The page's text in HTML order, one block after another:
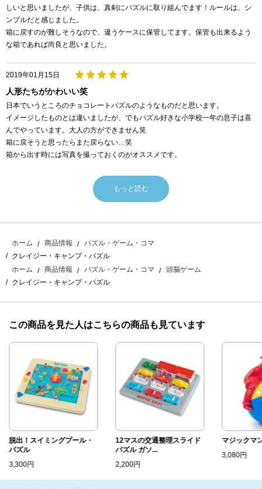
しいと思いましたが、子供は、真剣にパズルに取り組んでます！ルールは、シ
ンプルだと感じました。
箱に戻すのが難しそうなので、違うケースに保管してます。保管も出来るよう
な箱であれば尚良と思いました。
2019年01月15日
人形たちがかわいい笑
日本でいうところのチョコレートパズルのようなものだと思います。
イメージしたものとは違いましたが、でもパズル好きな小学校一年の息子は喜
んでやっています。大人の方ができません笑
箱に戻そうと思ったらまた戻らない…笑
箱から出す時には写真を撮っておくのがオススメです。
もっと読む
ホーム 商品情報
パズル・ゲーム・コマ
クレイジー・キャンプ・パズル
ホーム
商品情報 パズル・ゲーム・コマ
頭脳ゲーム
クレイジー・キャンプ・パズル
この商品を見た人はこちらの商品も見ています
脱出！スイミングプール・
パズル
3,300円
12マスの交通整理スライド
パズル ガソ...
2,200円
マジックマ
3,080円